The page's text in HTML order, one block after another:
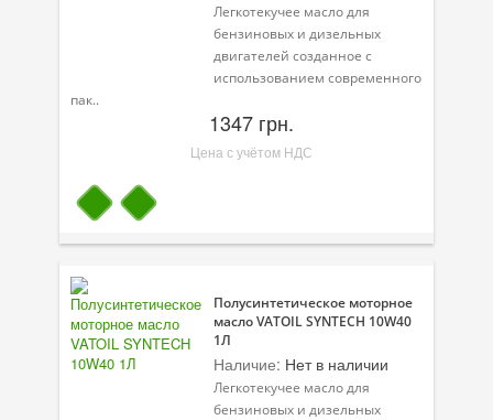
Легкотекучее масло для
бензиновых и дизельных
двигателей созданное с
использованием современного
пак..
1347 грн.
Цена с учётом НДС
Полусинтетическое моторное
масло VATOIL SYNTECH 10W40
1Л
Наличие: Нет в наличии
Легкотекучее масло для
бензиновых и дизельных